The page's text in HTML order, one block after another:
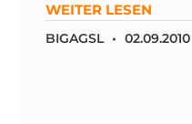
WEITER LESEN
BIGAGSL 02.09.2010